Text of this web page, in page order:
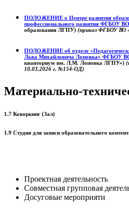
ПОЛОЖЕНИЕ о Центре развития
профессионального развития ФГБОУ
образования ЛГПУ) (приказ ФГБОУ ВО
ПОЛОЖЕНИЕ об отделе
Льва Михайловича Лоповка» ФГБОУ
кванториум им. Л.М. Лоповка ЛГПУ»)
10.03.2026 г. №154-ОД)
Материально-
1.7 Коворкинг (Зал)
1.9 Студия для записи образовательного
Проектная деятельность
Совместная групповая
Досуговые мероприяти